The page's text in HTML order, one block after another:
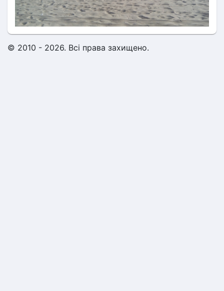
© 2010 - 2026. Всі права захищено.